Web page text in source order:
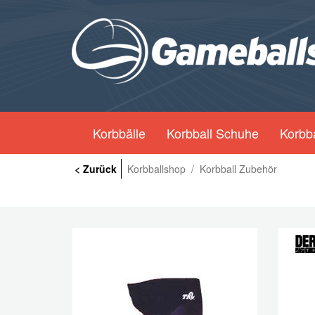
Korbbälle Korbball Schuhe
< Zurück Korbballshop / Korbball Zubehör